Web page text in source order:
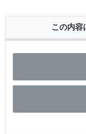
この内容